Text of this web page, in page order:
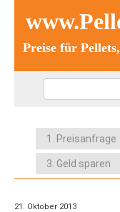
Preise für
1. Preisanfrage
3. Geld sparen
21. Oktober 2013